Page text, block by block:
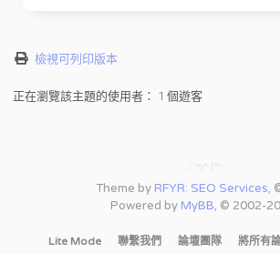
檢視可列印版本
正在瀏覽該主題的使用者： 1 個遊客
Theme by RFYR: SEO Services,
Powered by MyBB, © 2002-
Lite Mode 聯繫我們 論壇團隊 將所有